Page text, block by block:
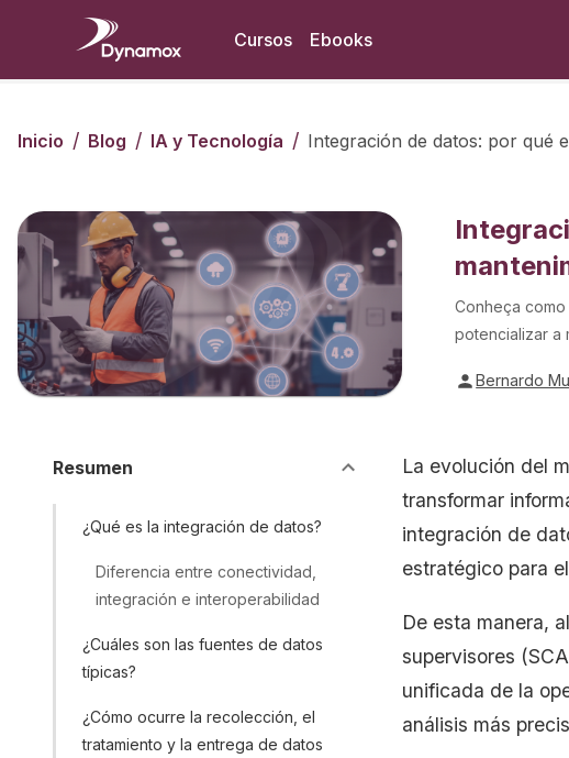
Cursos Ebooks
Inicio / Blog / IA y Tecnología / Integración de datos: por qué
Conheça
potencializar a
Bernardo
Resumen
¿Qué es la integración de datos?
Diferencia entre conectividad,
integración e interoperabilidad
¿Cuáles son las fuentes de datos
típicas?
¿Cómo ocurre la recolección, el
tratamiento y la entrega de datos
La evolución del
transformar
integración de
estratégico para
De esta manera,
supervisores
unificada de la
análisis más